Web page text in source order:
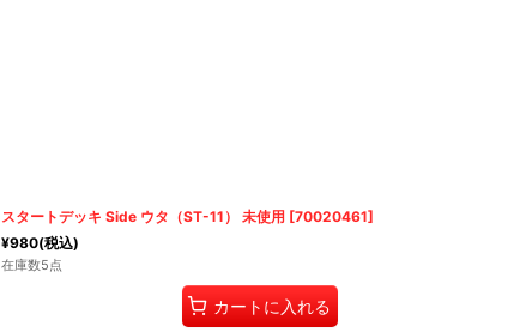
スタートデッキ Side ウタ（ST-11） 未使用 [70020461]
¥980(税込)
在庫数5点
カートに入れる